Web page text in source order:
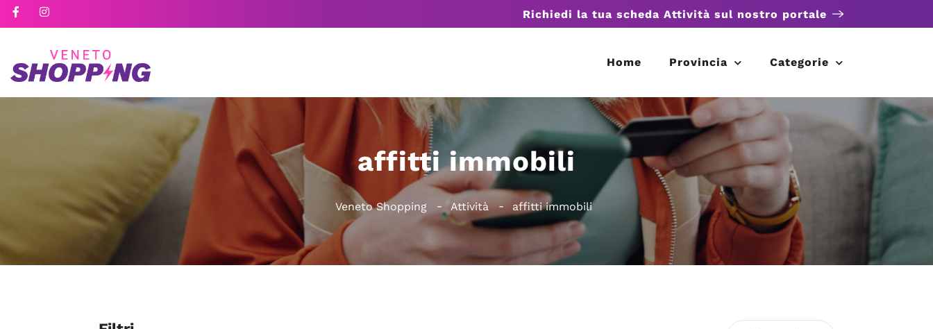
Richiedi la tua scheda Attività sul nostro portale
Home Provincia Categorie
affitti immobili
Veneto Shopping Attività affitti immobili